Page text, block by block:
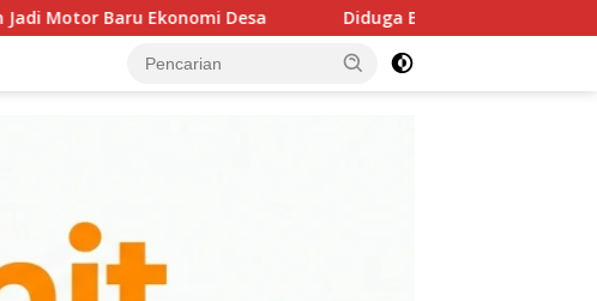
Diduga Berlindung di Balik Adendum? Mega Proyek Sekolah